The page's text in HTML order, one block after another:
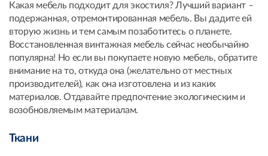
Какая мебель подходит для экостиля? Лучший вариант –
подержанная, отремонтированная мебель. Вы дадите ей
вторую жизнь и тем самым позаботитесь о планете.
Восстановленная винтажная мебель сейчас необычайно
популярна! Но если вы покупаете новую мебель, обратите
внимание на то, откуда она (желательно от местных
производителей), как она изготовлена и из каких
материалов. Отдавайте предпочтение экологическим и
возобновляемым материалам.
Ткани